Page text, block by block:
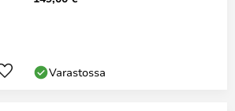
Varastossa